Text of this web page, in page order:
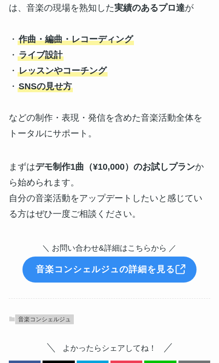
は、音楽の現場を熟知した実績のあるプロ達が
・ 作曲・編曲・レコーディング
・ ライブ設計
・ レッスンやコーチング
・ SNSの見せ方
などの制作・表現・発信を含めた音楽活動全体を
トータルにサポート。
まずはデモ制作1曲（¥10,000）のお試しプランか
ら始められます。
自分の音楽活動をアップデートしたいと感じてい
る方はぜひ一度ご相談ください。
＼ お問い合わせ&詳細はこちらから ／
音楽コンシェルジュの詳細を見る
音楽コンシェルジュ
よかったらシェアしてね！